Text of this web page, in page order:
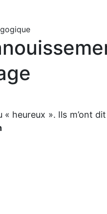
heureux ». Ils m’ont